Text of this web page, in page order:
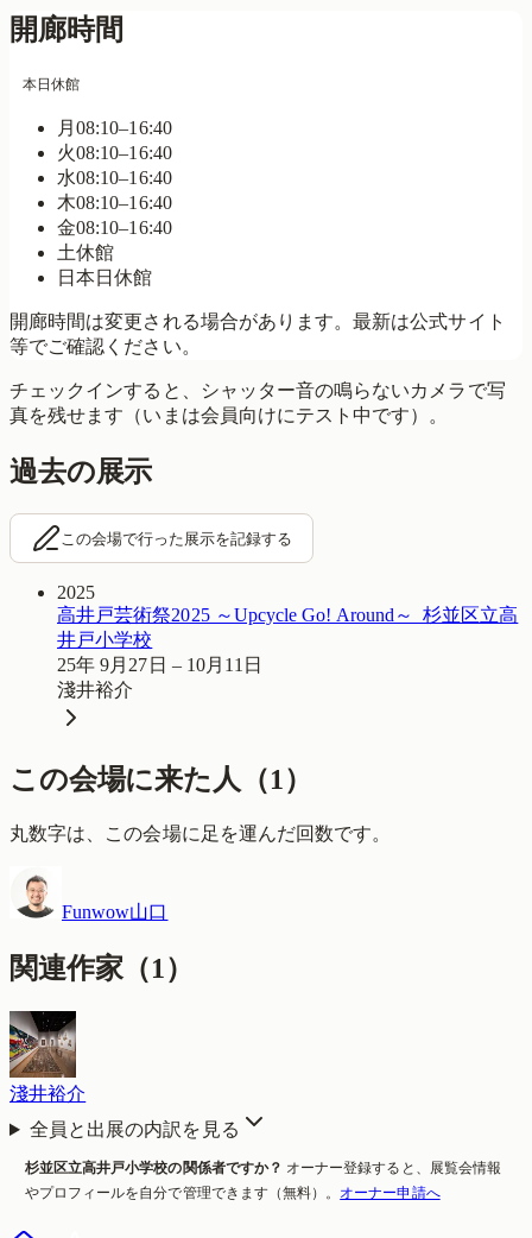
開廊時間
本日休館
月08:10–16:40
火08:10–16:40
水08:10–16:40
木08:10–16:40
金08:10–16:40
土休館
日本日休館
開廊時間は変更される場合があります。最新は公式サイト
等でご確認ください。
チェックインすると、シャッター音の鳴らないカメラで写
真を残せます（いまは会員向けにテスト中です）。
過去の展示
この会場で行った展示を記録する
2025
高井戸芸術祭2025 ～Upcycle Go! Around～_杉並区立高
井戸小学校
25年 9月27日 – 10月11日
淺井裕介
この会場に来た人 （1）
丸数字は、この会場に足を運んだ回数です。
Funwow山口
関連作家（1）
淺井裕介
全員と出展の内訳を見る
杉並区立高井戸小学校の関係者ですか？ オーナー登録すると、展覧会情報
やプロフィールを自分で管理できます（無料）。 オーナー申請へ